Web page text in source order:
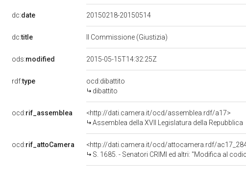
dc:date 20150218-20150514
dc:title II Commissione (Giustizia)
ods:modified 2015-05-15T14:32:25Z
rdf:type
ocd:dibattito
dibattito
ocd:rif_assemblea
<http://dati.camera.it/ocd/assemblea.rdf/a17>
Assemblea della XVII Legislatura della Repubblica
ocd:rif_attoCamera
<http://dati.camera.it/ocd/attocamera.rdf/
S. 1685. - Senatori CRIMI ed altri: "Modifica al codice delle leggi antimafia e